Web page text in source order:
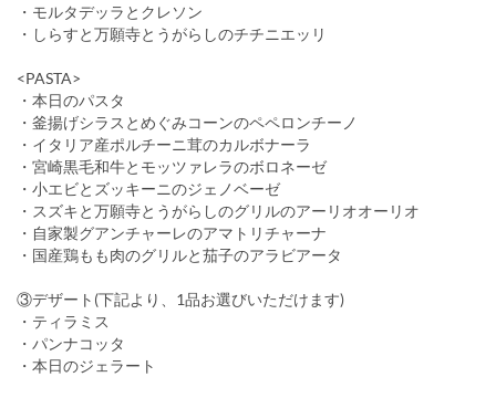
・モルタデッラとクレソン
・しらすと万願寺とうがらしのチチニエッリ
<PASTA>
・本日のパスタ
・釜揚げシラスとめぐみコーンのペペロンチーノ
・イタリア産ポルチーニ茸のカルボナーラ
・宮崎黒毛和牛とモッツァレラのボロネーゼ
・小エビとズッキーニのジェノベーゼ
・スズキと万願寺とうがらしのグリルのアーリオオーリオ
・自家製グアンチャーレのアマトリチャーナ
・国産鶏もも肉のグリルと茄子のアラビアータ
③デザート(下記より、1品お選びいただけます)
・ティラミス
・パンナコッタ
・本日のジェラート